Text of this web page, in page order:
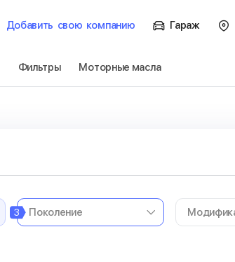
Добавить свою компанию Гараж
Фильтры Моторные масла
3